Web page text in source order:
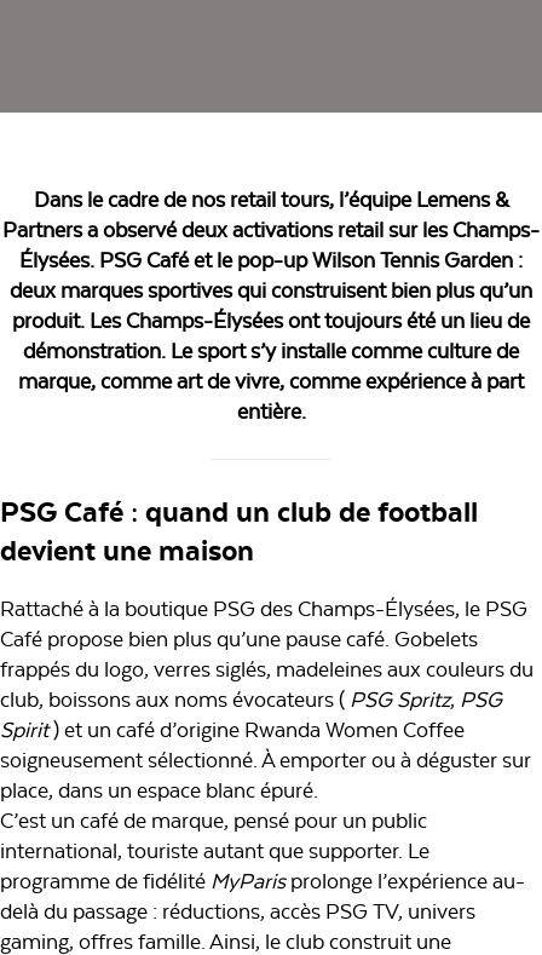
Dans le cadre de nos retail tours, l’équipe Lemens &
Partners a observé deux activations retail sur les Champs-
Élysées. PSG Café et le pop-up Wilson Tennis Garden :
deux marques sportives qui construisent bien plus qu’un
produit. Les Champs-Élysées ont toujours été un lieu de
démonstration. Le sport s’y installe comme culture de
marque, comme art de vivre, comme expérience à part
entière.
PSG Café : quand un club de football
devient une maison
Rattaché à la boutique PSG des Champs-Élysées, le PSG
Café propose bien plus qu’une pause café. Gobelets
frappés du logo, verres siglés, madeleines aux couleurs du
club, boissons aux noms évocateurs ( PSG Spritz, PSG
Spirit) et un café d’origine Rwanda Women Coffee
soigneusement sélectionné. À emporter ou à déguster sur
place, dans un espace blanc épuré.
C’est un café de marque, pensé pour un public
international, touriste autant que supporter. Le
programme de fidélité MyParisprolonge l’expérience au-
delà du passage : réductions, accès PSG TV, univers
gaming, offres famille. Ainsi, le club construit une